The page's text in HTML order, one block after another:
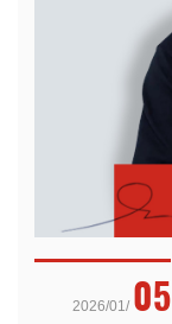
2026/01/ 05